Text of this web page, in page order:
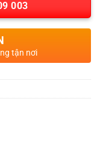
003
tận nơi